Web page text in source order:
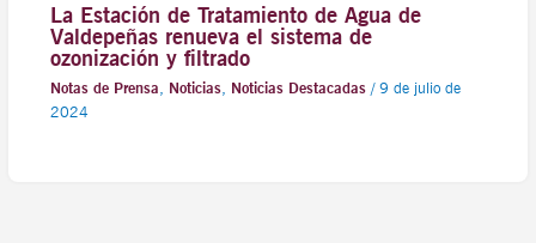
La Estación de Tratamiento de Agua de
Valdepeñas renueva el sistema de
ozonización y filtrado
Notas de Prensa Noticias, Noticias Destacadas/ 9 de julio de
2024